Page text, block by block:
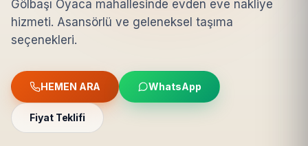
Gölbaşı Oyaca mahallesinde evden eve nakliye
hizmeti. Asansörlü ve geleneksel taşıma
seçenekleri.
HEMEN ARA WhatsApp
Fiyat Teklifi